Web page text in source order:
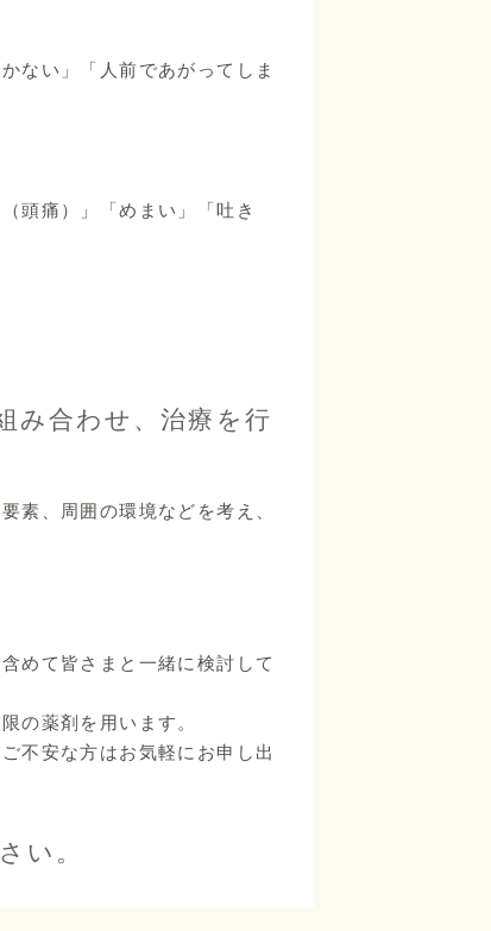
ない」「人前であがってしま
頭痛）」「めまい」「吐き
み合わせ、治療を行
素、周囲の環境などを考え、
めて皆さまと一緒に検討して
の薬剤を用います。
不安な方はお気軽にお申し出
い。